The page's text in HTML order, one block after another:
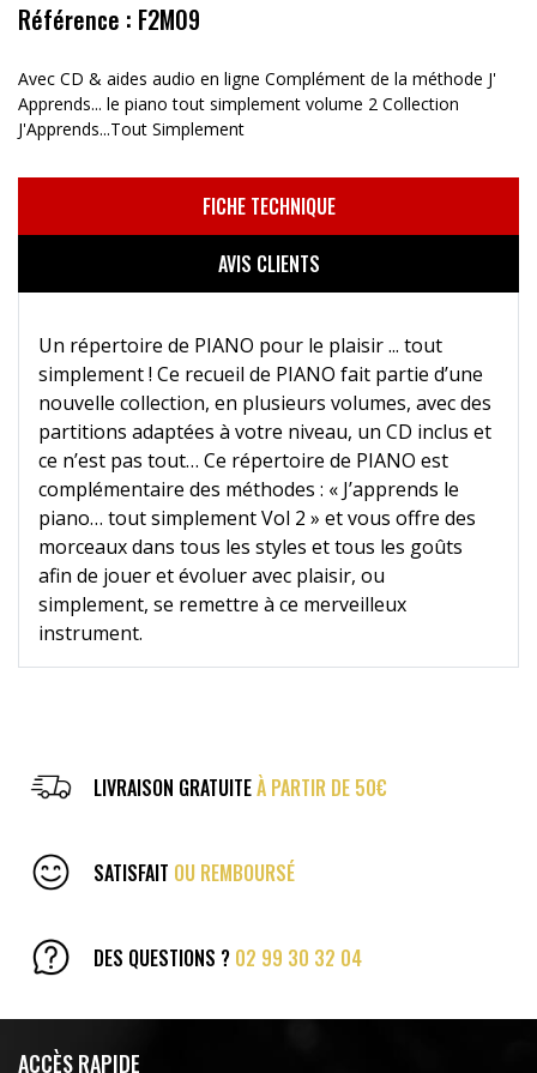
Référence : F2M09
Avec CD & aides audio en ligne Complément de la méthode J'
Apprends... le piano tout simplement volume 2 Collection
J'Apprends...Tout Simplement
FICHE TECHNIQUE
AVIS CLIENTS
Un répertoire de PIANO pour le plaisir ... tout
simplement ! Ce recueil de PIANO fait partie d’une
nouvelle collection, en plusieurs volumes, avec des
partitions adaptées à votre niveau, un CD inclus et
ce n’est pas tout… Ce répertoire de PIANO est
complémentaire des méthodes : « J’apprends le
piano… tout simplement Vol 2 » et vous offre des
morceaux dans tous les styles et tous les goûts
afin de jouer et évoluer avec plaisir, ou
simplement, se remettre à ce merveilleux
instrument.
LIVRAISON GRATUITEÀ PARTIR DE 50€
SATISFAIT OU REMBOURSÉ
DES QUESTIONS ? 02 99 30 32 04
ACCÈS RAPIDE